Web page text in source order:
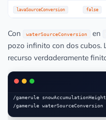
lavaSourceConversion false
Con waterSourceConversion en
pozo infinito con dos cubos.
recurso verdaderamente
/gamerule